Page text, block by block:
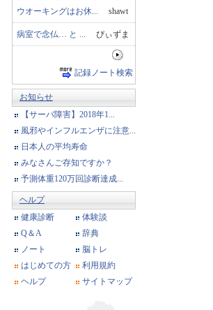
ウオーキングはお休... shawt
病室で念仏… と ... ぴぃずま
記録ノート検索
お知らせ
【サーバ障害】2018年1...
風邪やインフルエンザに注意...
日本人の平均寿命
みなさんご存知ですか？
予測体重120万回診断達成...
ヘルプ
健康診断
体験談
Q＆A
辞典
ノート
脳トレ
はじめての方
利用規約
ヘルプ
サイトマップ